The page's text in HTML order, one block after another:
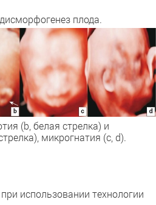
плода.
(b, белая стрелка) и
микрогнатия (c, d).
использовании технологии